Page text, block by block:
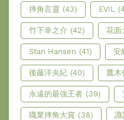
摔角言靈 (43) EVIL
竹下幸之介 (42) 花面
Stan Hansen (41) 安
後藤洋央紀 (40) 鷹木
永遠的最強王者 (39)
職業摔角大賞 (38) 諏